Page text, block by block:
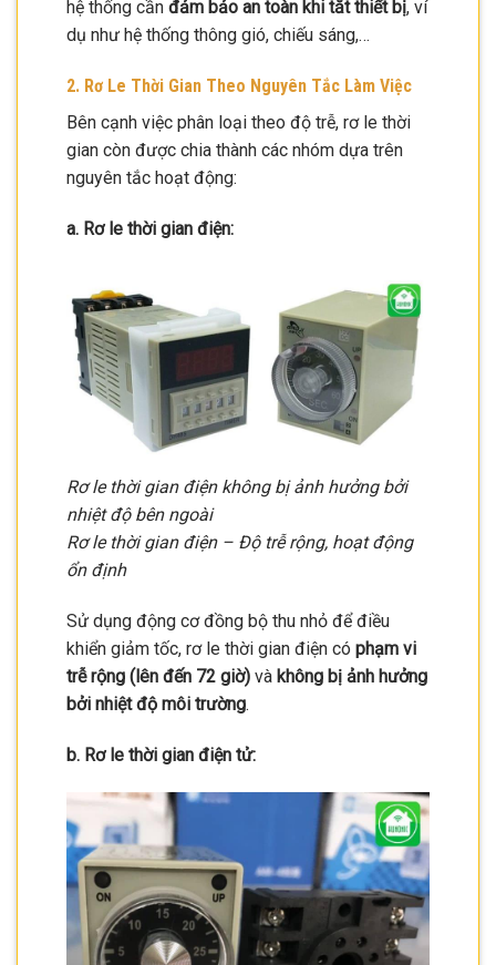
hệ thống cần đảm bảo an toàn khi tắt thiết bị, ví
dụ như hệ thống thông gió, chiếu sáng,…
2. Rơ Le Thời Gian Theo Nguyên Tắc Làm Việc
Bên cạnh việc phân loại theo độ trễ, rơ le thời
gian còn được chia thành các nhóm dựa trên
nguyên tắc hoạt động:
a. Rơ le thời gian điện:
Rơ le thời gian điện không bị ảnh hưởng bởi
nhiệt độ bên ngoài
Rơ le thời gian điện – Độ trễ rộng, hoạt động
ổn định
Sử dụng động cơ đồng bộ thu nhỏ để điều
khiển giảm tốc, rơ le thời gian điện có phạm vi
trễ rộng (lên đến 72 giờ) và không bị ảnh hưởng
bởi nhiệt độ môi trường.
b. Rơ le thời gian điện tử: